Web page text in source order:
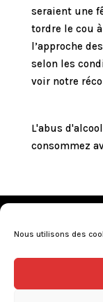
Nous utilisons des
seraient une
tordre le cou
l’approche
selon les
voir notre
L'abus
consommez
Conditions
L’abus